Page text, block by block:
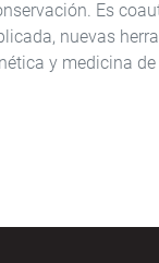
Es
nuevas
y medicina